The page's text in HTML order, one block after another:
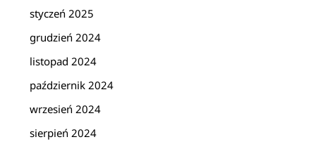
styczeń 2025
grudzień 2024
listopad 2024
październik 2024
wrzesień 2024
sierpień 2024